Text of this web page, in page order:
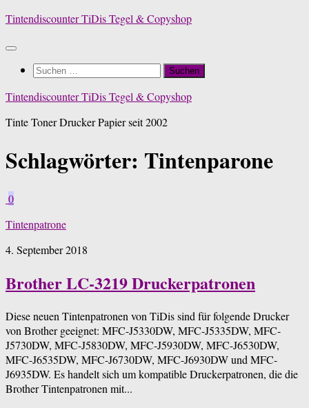
Zum
springen
Tintendiscounter TiDis Tegel & Copyshop
Suchen
Tintendiscounter TiDis Tegel & Copyshop
Tinte Toner Drucker Papier seit 2002
Schlagwörter: Tintenparone
0
Tintenpatrone
4. September 2018
Brother LC-3219 Druckerpatronen
Diese neuen Tintenpatronen von TiDis sind für folgende Drucker
von Brother geeignet: MFC-J5330DW, MFC-J5335DW, MFC-
J5730DW, MFC-J5830DW, MFC-J5930DW, MFC-J6530DW,
MFC-J6535DW, MFC-J6730DW, MFC-J6930DW und MFC-
J6935DW. Es handelt sich um kompatible Druckerpatronen, die die
Brother Tintenpatronen mit...